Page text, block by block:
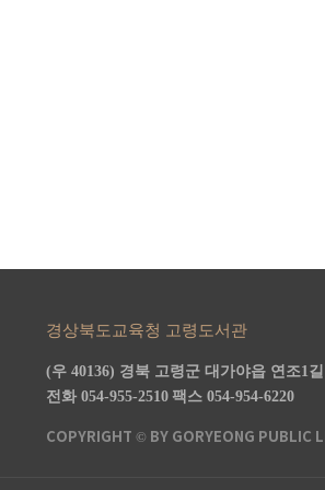
경상북도교육청 고령도서관
(우 40136) 경북 고령군 대가야읍 연조1
전화 054-955-2510 팩스 054-954-6220
COPYRIGHT © BY GORYEONG PUBLIC